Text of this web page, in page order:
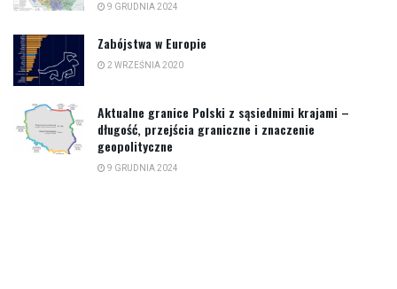
9 GRUDNIA 2024
Zabójstwa w Europie
2 WRZEŚNIA 2020
Aktualne granice Polski z sąsiednimi krajami –
długość, przejścia graniczne i znaczenie
geopolityczne
9 GRUDNIA 2024